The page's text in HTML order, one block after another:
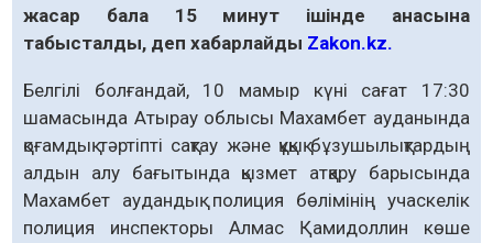
жасар бала 15 минут ішінде анасына
табысталды, деп хабарлайды Zakon.kz.
Белгілі болғандай, 10 мамыр күні сағат 17:30
шамасында Атырау облысы Махамбет ауданында
қоғамдық тәртіпті сақтау және құқық бұзушылықтардың
алдын алу бағытында қызмет атқару барысында
Махамбет аудандық полиция бөлімінің учаскелік
полиция инспекторы Алмас Қамидоллин көше